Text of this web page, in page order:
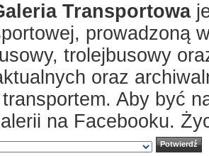
Transportowa
prowadzoną
trolejbusowy
oraz
Aby być
na Facebooku.